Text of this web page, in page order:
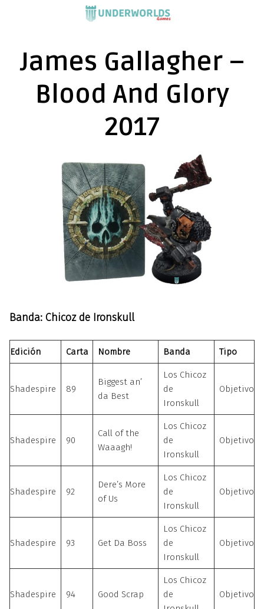
James Gallagher –
Blood And Glory
2017
Banda: Chicoz de Ironskull
Edición Carta Nombre Banda Tipo
Shadespire 89
Biggest an’
da Best
Los Chicoz
de
Ironskull
Objetivo
Shadespire 90
Call of the
Waaagh!
Los Chicoz
de
Ironskull
Objetivo
Shadespire 92
Dere’s More
of Us
Los Chicoz
de
Ironskull
Objetivo
Shadespire 93 Get Da Boss
Los Chicoz
de
Ironskull
Objetivo
Shadespire 94 Good Scrap
Los Chicoz
de
Objetivo